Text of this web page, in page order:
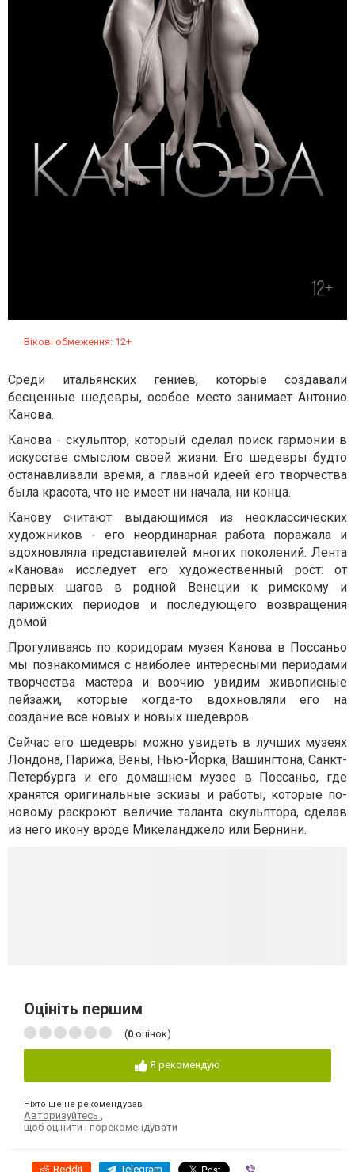
Вікові обмеження: 12+
Среди итальянских гениев, которые создавали
бесценные шедевры, особое место занимает Антонио
Канова.
Канова - скульптор, который сделал поиск гармонии в
искусстве смыслом своей жизни. Его шедевры будто
останавливали время, а главной идеей его творчества
была красота, что не имеет ни начала, ни конца.
Канову считают выдающимся из неоклассических
художников - его неординарная работа поражала и
вдохновляла представителей многих поколений. Лента
«Канова» исследует его художественный рост: от
первых шагов в родной Венеции к римскому и
парижских периодов и последующего возвращения
домой.
Прогуливаясь по коридорам музея Канова в Поссаньо
мы познакомимся с наиболее интересными периодами
творчества мастера и воочию увидим живописные
пейзажи, которые когда-то вдохновляли его на
создание все новых и новых шедевров.
Сейчас его шедевры можно увидеть в лучших музеях
Лондона, Парижа, Вены, Нью-Йорка, Вашингтона, Санкт-
Петербурга и его домашнем музее в Поссаньо, где
хранятся оригинальные эскизы и работы, которые по-
новому раскроют величие таланта скульптора, сделав
из него икону вроде Микеланджело или Бернини.
Оцініть першим
(0 оцінок)
Я рекомендую
Ніхто ще не рекомендував
Авторизуйтесь
щоб оцінити і порекомендувати
Reddit Telegram